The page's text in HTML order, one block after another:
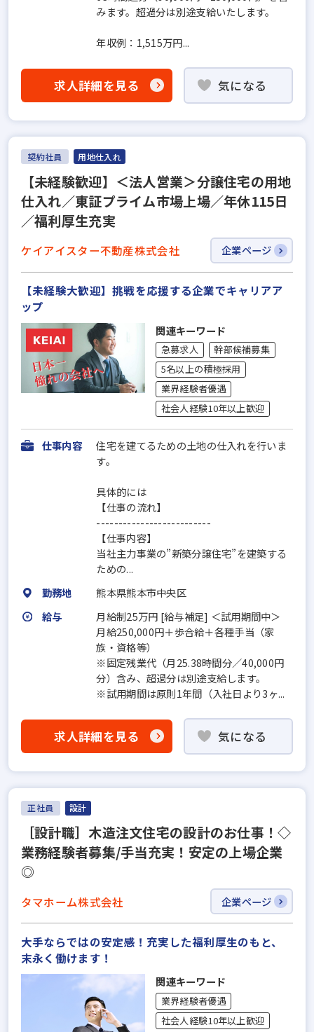
みます。超過分は別途支給いたします。
年収例：1,515万円...
求人詳細を見る 気になる
契約社員 用地仕入れ
【未経験歓迎】＜法人営業＞分譲住宅の用地
仕入れ／東証プライム市場上場／年休115日
／福利厚生充実
ケイアイスター不動産株式会社 企業ページ
【未経験大歓迎】挑戦を応援する企業でキャリアア
ップ
関連キーワード
急募求人
幹部候補募集
5名以上の積極採用
業界経験者優遇
社会人経験10年以上歓迎
仕事内容
住宅を建てるための土地の仕入れを行いま
す。
具体的には
【仕事の流れ】
--------------------------
【仕事内容】
当社主力事業の”新築分譲住宅”を建築する
ための...
勤務地
熊本県熊本市中央区
給与
月給制25万円 [給与補足] ＜試用期間中＞
月給250,000円＋歩合給＋各種手当（家
族・資格等）
※固定残業代（月25.38時間分／40,000円
分）含み、超過分は別途支給します。
※試用期間は原則1年間（入社日より3ヶ...
求人詳細を見る 気になる
正社員 設計
［設計職］木造注文住宅の設計のお仕事！◇
業務経験者募集/手当充実！安定の上場企業
◎
タマホーム株式会社 企業ページ
大手ならではの安定感！充実した福利厚生のもと、
末永く働けます！
関連キーワード
業界経験者優遇
社会人経験10年以上歓迎